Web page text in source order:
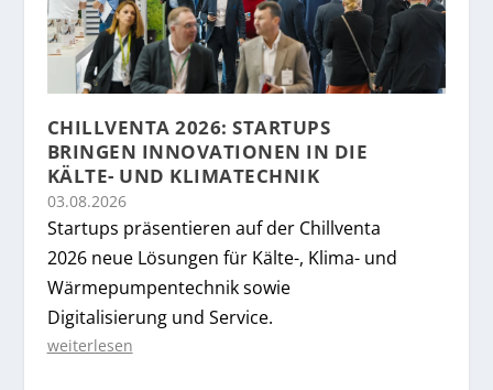
CHILLVENTA 2026: STARTUPS
BRINGEN INNOVATIONEN IN DIE
KÄLTE- UND KLIMATECHNIK
03.08.2026
Startups präsentieren auf der Chillventa
2026 neue Lösungen für Kälte-, Klima- und
Wärmepumpentechnik sowie
Digitalisierung und Service.
weiterlesen